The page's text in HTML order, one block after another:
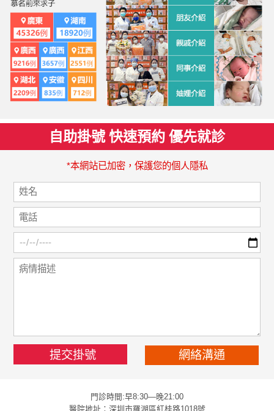
自助掛號 快速預約 優先就診
*本網站已加密，保護您的個人隱私
網絡溝通
門診時間:早8:30—晚21:00
醫院地址：深圳市羅湖區紅桂路1018號